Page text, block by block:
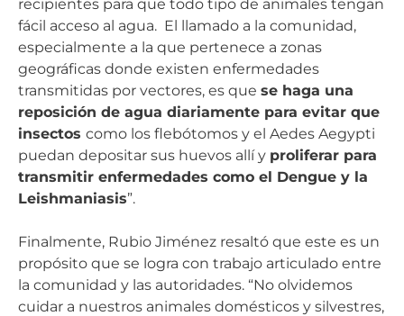
recipientes para que todo tipo de animales tengan
fácil acceso al agua. El llamado a la comunidad,
especialmente a la que pertenece a zonas
geográficas donde existen enfermedades
transmitidas por vectores, es que se haga una
reposición de agua diariamente para evitar que
insectos como los flebótomos y el Aedes Aegypti
puedan depositar sus huevos allí y proliferar para
transmitir enfermedades como el Dengue y la
Leishmaniasis”.
Finalmente, Rubio Jiménez resaltó que este es un
propósito que se logra con trabajo articulado entre
la comunidad y las autoridades. “No olvidemos
cuidar a nuestros animales domésticos y silvestres,